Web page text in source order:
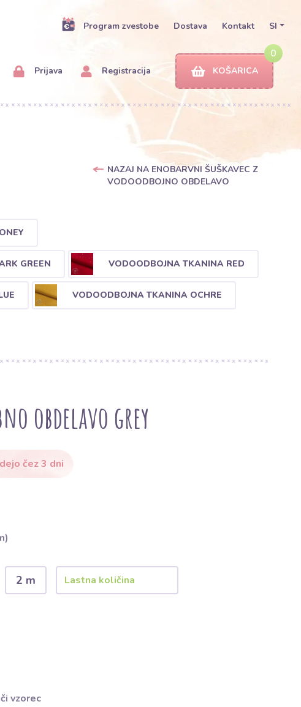
Program zvestobe Dostava Kontakt SI
Prijava Registracija
0
KOŠARICA
NAZAJ NA ENOBARVNI ŠUŠKAVEC Z
VODOODBOJNO OBDELAVO
GREEN VODOODBOJNA TKANINA RED
VODOODBOJNA TKANINA OCHRE
obdelavo grey
čez 3 dni
2 m
vzorec